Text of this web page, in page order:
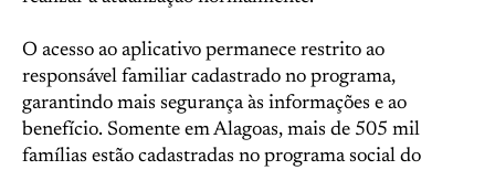
O acesso ao aplicativo permanece restrito ao
responsável familiar cadastrado no programa,
garantindo mais segurança às informações e ao
benefício. Somente em Alagoas, mais de 505 mil
famílias estão cadastradas no programa social do